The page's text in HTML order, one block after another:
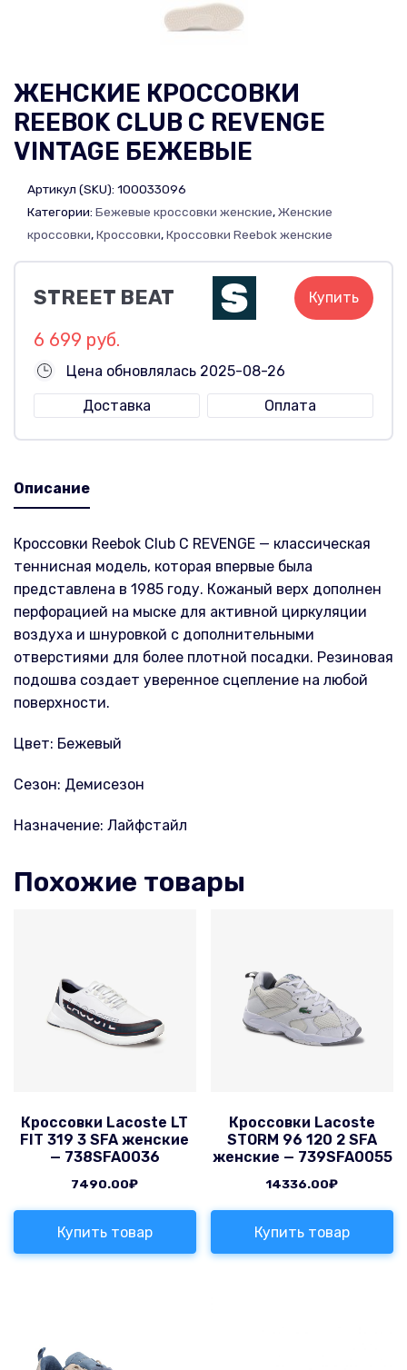
ЖЕНСКИЕ КРОССОВКИ
REEBOK CLUB C REVENGE
VINTAGE БЕЖЕВЫЕ
Артикул (SKU): 100033096
Категории: Бежевые кроссовки женские,Женские
кроссовки,Кроссовки,Кроссовки Reebok женские
STREET BEAT Купить
6 699 руб.
Цена обновлялась 2025-08-26
Доставка
Оплата
Описание
Кроссовки Reebok Club C REVENGE — классическая
теннисная модель, которая впервые была
представлена в 1985 году. Кожаный верх дополнен
перфорацией на мыске для активной циркуляции
воздуха и шнуровкой с дополнительными
отверстиями для более плотной посадки. Резиновая
подошва создает уверенное сцепление на любой
поверхности.
Цвет: Бежевый
Сезон: Демисезон
Назначение: Лайфстайл
Похожие товары
Кроссовки Lacoste LT
FIT 319 3 SFA женские
— 738SFA0036
7490.00₽
Купить товар
Кроссовки Lacoste
STORM 96 120 2 SFA
женские — 739SFA0055
14336.00₽
Купить товар